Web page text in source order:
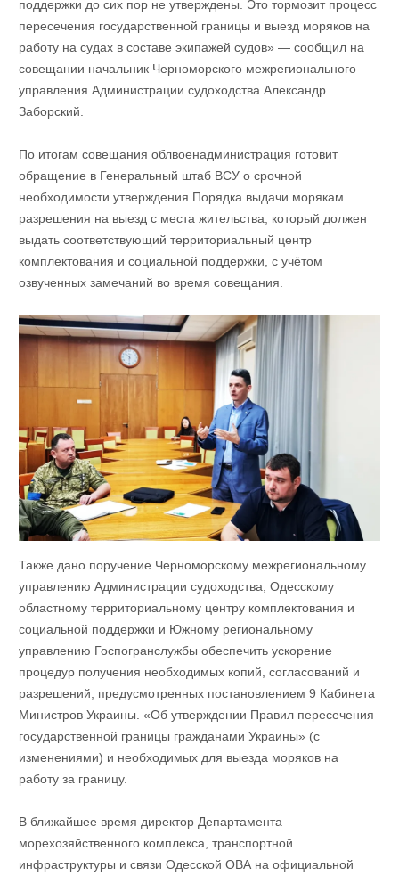
поддержки до сих пор не утверждены. Это тормозит процесс
пересечения государственной границы и выезд моряков на
работу на судах в составе экипажей судов» — сообщил на
совещании начальник Черноморского межрегионального
управления Администрации судоходства Александр
Заборский.
По итогам совещания облвоенадминистрация готовит
обращение в Генеральный штаб ВСУ о срочной
необходимости утверждения Порядка выдачи морякам
разрешения на выезд с места жительства, который должен
выдать соответствующий территориальный центр
комплектования и социальной поддержки, с учётом
озвученных замечаний во время совещания.
Также дано поручение Черноморскому межрегиональному
управлению Администрации судоходства, Одесскому
областному территориальному центру комплектования и
социальной поддержки и Южному региональному
управлению Госпогранслужбы обеспечить ускорение
процедур получения необходимых копий, согласований и
разрешений, предусмотренных постановлением 9 Кабинета
Министров Украины. «Об утверждении Правил пересечения
государственной границы гражданами Украины» (с
изменениями) и необходимых для выезда моряков на
работу за границу.
В ближайшее время директор Департамента
морехозяйственного комплекса, транспортной
инфраструктуры и связи Одесской ОВА на официальной